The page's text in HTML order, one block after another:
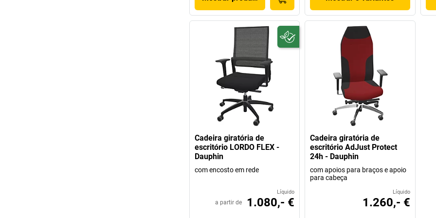
Cadeira giratória de
escritório LORDO FLEX -
Dauphin
com encosto em rede
Líquido
a partir de 1.080,- €
Cadeira giratória de
escritório AdJust Protect
24h - Dauphin
com apoios para braços e apoio
para cabeça
Líquido
1.260,- €